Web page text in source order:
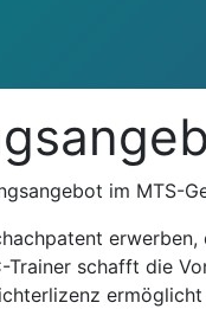
im MTS-
Trainer schafft die